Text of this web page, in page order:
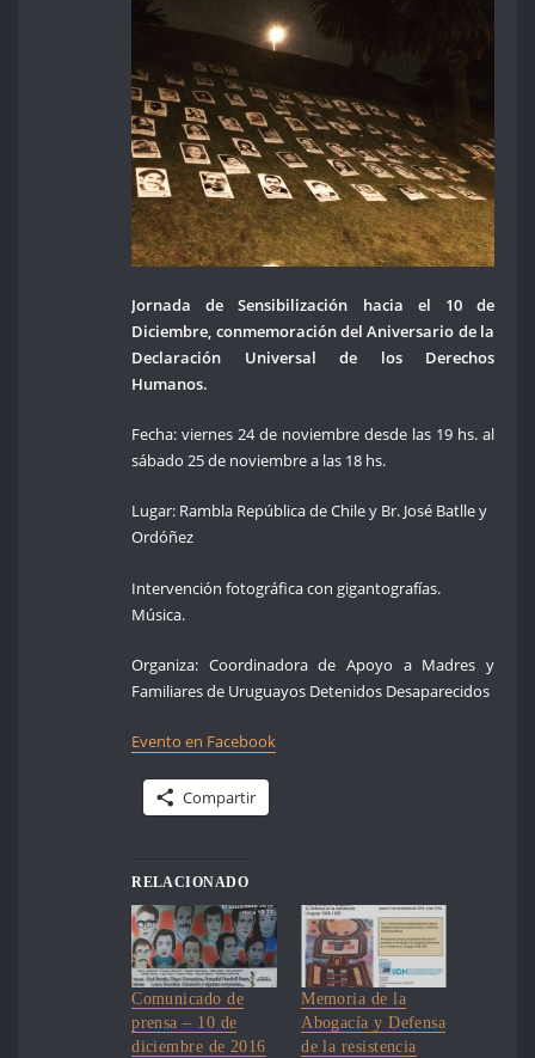
Jornada de Sensibilización hacia el 10 de
Diciembre, conmemoración del Aniversario de la
Declaración Universal de los Derechos
Humanos.
Fecha: viernes 24 de noviembre desde las 19 hs. al
sábado 25 de noviembre a las 18 hs.
Lugar: Rambla República de Chile y Br. José Batlle y
Ordóñez
Intervención fotográfica con gigantografías.
Música.
Organiza: Coordinadora de Apoyo a Madres y
Familiares de Uruguayos Detenidos Desaparecidos
Evento en Facebook
Compartir
RELACIONADO
Comunicado de
prensa – 10 de
diciembre de 2016
Memoria de la
Abogacía y Defensa
de la resistencia